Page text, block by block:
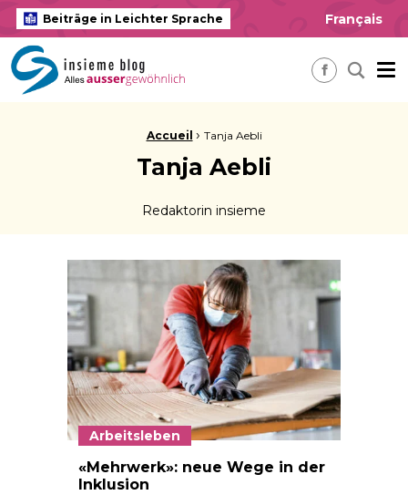
Beiträge in Leichter Sprache Français
insieme Blog Alles ausser gewöhnlich
Facebook
Nach
Accueil › Tanja Aebli
Tanja Aebli
Redaktorin insieme
Salome Wuethrich und Simon Forrer arbeiten mit
Arbeitsleben
«Mehrwerk»: neue Wege in der
Inklusion